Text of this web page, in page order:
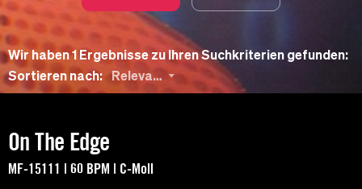
Wir haben 1 Ergebnisse zu Ihren Suchkriterien gefunden:
Sortieren nach:
Relevanz
On The Edge
MF-15111 | 60 BPM | C-Moll